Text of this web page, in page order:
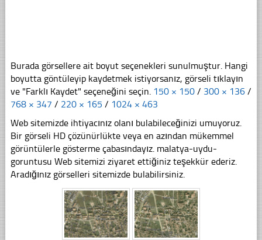
Burada görsellere ait boyut seçenekleri sunulmuştur. Hangi
boyutta göntüleyip kaydetmek istiyorsanız, görseli tıklayın
ve "Farklı Kaydet" seçeneğini seçin. 150 × 150 / 300 × 136 /
768 × 347 / 220 × 165 / 1024 × 463
Web sitemizde ihtiyacınız olanı bulabileceğinizi umuyoruz.
Bir görseli HD çözünürlükte veya en azından mükemmel
görüntülerle gösterme çabasındayız. malatya-uydu-
goruntusu Web sitemizi ziyaret ettiğiniz teşekkür ederiz.
Aradığınız görselleri sitemizde bulabilirsiniz.